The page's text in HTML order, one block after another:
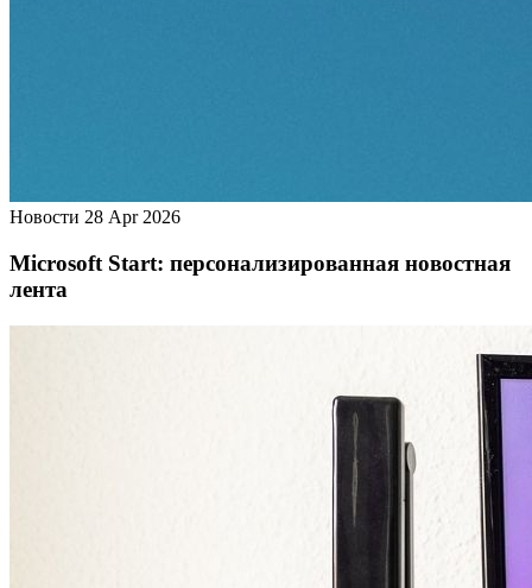
Новости 28 Apr 2026
Microsoft Start: персонализированная новостная
лента